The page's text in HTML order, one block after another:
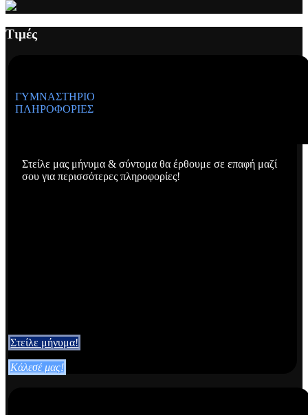
Τιμές
ΓΥΜΝΑΣΤΉΡΙΟ
ΠΛΗΡΟΦΟΡΊΕΣ
Στείλε μας μήνυμα & σύντομα θα έρθουμε σε επαφή μαζί
σου για περισσότερες πληροφορίες!
Στείλε μήνυμα!
Κάλεσέ μας!